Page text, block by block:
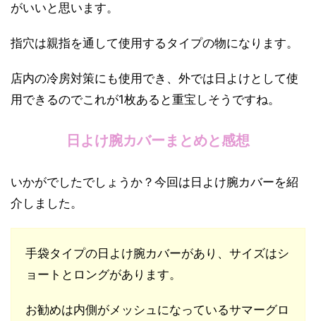
がいいと思います。
指穴は親指を通して使用するタイプの物になります。
店内の冷房対策にも使用でき、外では日よけとして使
用できるのでこれが1枚あると重宝しそうですね。
日よけ腕カバーまとめと感想
いかがでしたでしょうか？今回は日よけ腕カバーを紹
介しました。
手袋タイプの日よけ腕カバーがあり、サイズはシ
ョートとロングがあります。
お勧めは内側がメッシュになっているサマーグロ